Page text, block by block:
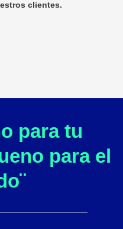
clientes.
para tu
para el